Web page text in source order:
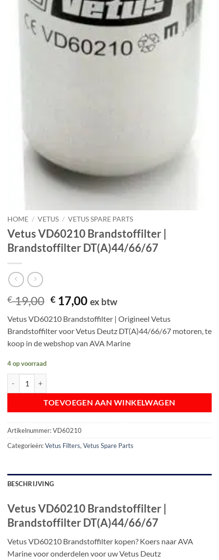
HOME / VETUS / VETUS SPARE PARTS
Vetus VD60210 Brandstoffilter |
Brandstoffilter DT(A)44/66/67
€19,00 Oorspronkelijke
prijs
was:
€ 19,00.
€ 17,00Huidige
is:
€ 17,00.
ex btw
Vetus VD60210 Brandstoffilter | Origineel Vetus
Brandstoffilter voor Vetus Deutz DT(A)44/66/67 motoren, te
koop in de webshop van AVA Marine
4 op voorraad
TOEVOEGEN AAN WINKELWAGEN
Artikelnummer:VD60210
Categorieën:Vetus Filters, Vetus Spare Parts
BESCHRIJVING
Vetus VD60210 Brandstoffilter |
Brandstoffilter DT(A)44/66/67
Vetus VD60210 Brandstoffilter kopen? Koers naar AVA
Marine voor onderdelen voor uw Vetus Deutz